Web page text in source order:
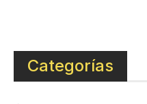
Categorías